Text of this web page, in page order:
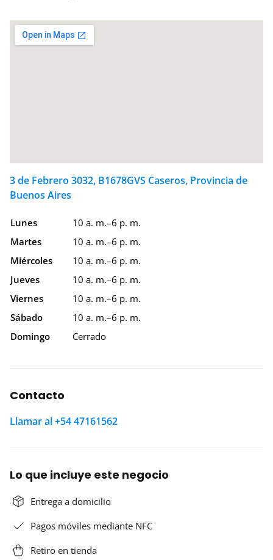
3 de Febrero 3032, B1678GVS Caseros, Provincia de
Buenos Aires
Lunes
10 a. m.–6 p. m.
Martes
10 a. m.–6 p. m.
Miércoles
10 a. m.–6 p. m.
Jueves
10 a. m.–6 p. m.
Viernes
10 a. m.–6 p. m.
Sábado
10 a. m.–6 p. m.
Domingo
Cerrado
Contacto
Llamar al +54 47161562
Lo que incluye este negocio
Entrega a domicilio
Pagos móviles mediante NFC
Retiro en tienda